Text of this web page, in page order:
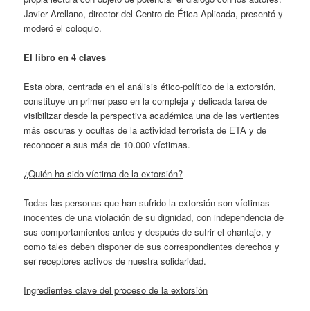
Javier Arellano, director del Centro de Ética Aplicada, presentó y
moderó el coloquio.
El libro en 4 claves
Esta obra, centrada en el análisis ético-político de la extorsión,
constituye un primer paso en la compleja y delicada tarea de
visibilizar desde la perspectiva académica una de las vertientes
más oscuras y ocultas de la actividad terrorista de ETA y de
reconocer a sus más de 10.000 víctimas.
¿Quién ha sido víctima de la extorsión?
Todas las personas que han sufrido la extorsión son víctimas
inocentes de una violación de su dignidad, con independencia de
sus comportamientos antes y después de sufrir el chantaje, y
como tales deben disponer de sus correspondientes derechos y
ser receptores activos de nuestra solidaridad.
Ingredientes clave del proceso de la extorsión